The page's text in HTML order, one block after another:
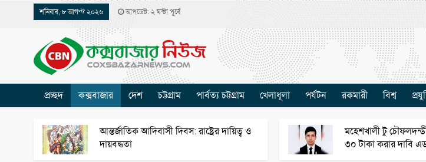
শনিবার, ৮ আগস্ট ২০২৬ আপডেট: ২ ঘন্টা পূর্বে
প্রচ্ছদ কক্সবাজার দেশ চট্টগ্রাম পার্বত্য চট্টগ্রাম খেলাধূলা পর্যটন রকমারী বিশ্ব
আন্তর্জাতিক আদিবাসী দিবস: রাষ্ট্রের দায়িত্ব ও
দায়বদ্ধতা
মহেশখালী টু
৩০ টাকা করার দাবি